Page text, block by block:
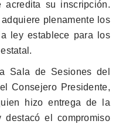
su inscripción.
plenamente los
ley establece para los
Sala de Sesiones del
Consejero Presidente,
hizo entrega de la
destacó el compromiso